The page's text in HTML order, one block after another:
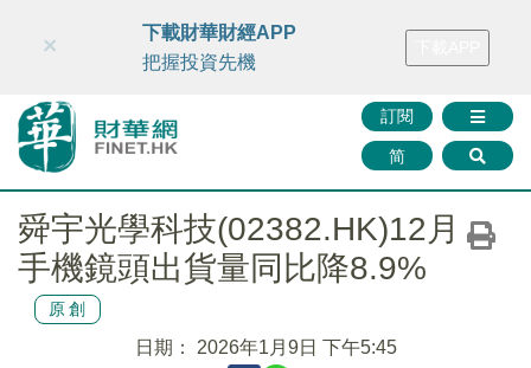
財華智庫網 FINTV FINMETA 財華證券 媒體矩陣
訂閱
简
×
下載財華財經APP
把握投資先機
舜宇光學科技(02382.HK)12月
手機鏡頭出貨量同比降8.9%
原創
日期： 2026年1月9日 下午5:45